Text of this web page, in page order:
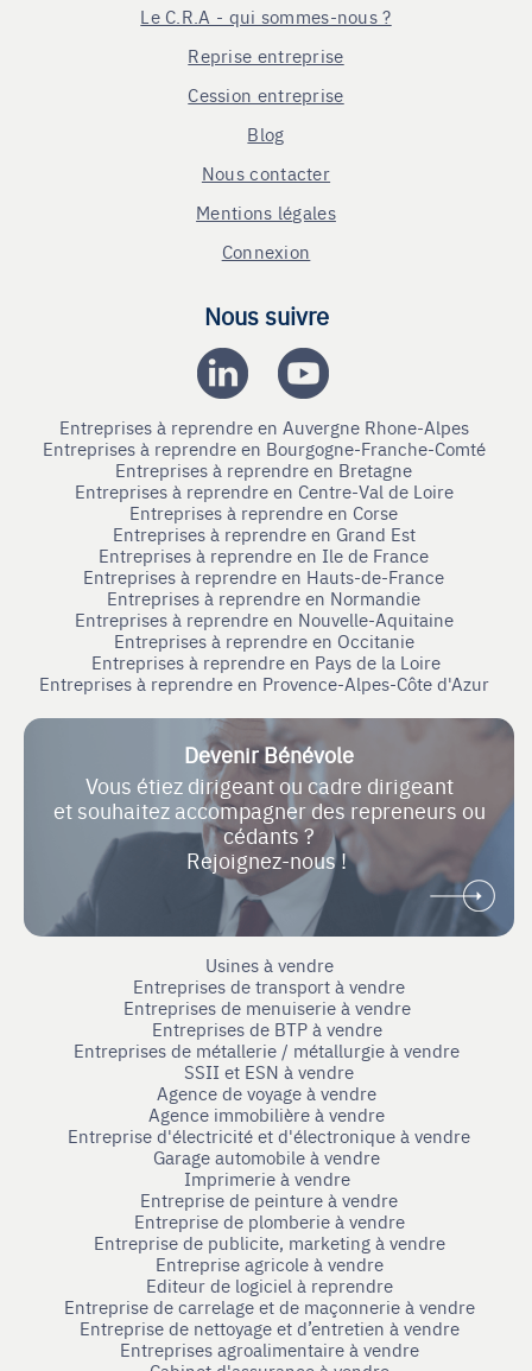
Le C.R.A - qui sommes-nous ?
Reprise entreprise
Cession entreprise
Blog
Nous contacter
Mentions légales
Connexion
Nous suivre
Entreprises à reprendre en Auvergne Rhone-Alpes
Entreprises à reprendre en Bourgogne-Franche-Comté
Entreprises à reprendre en Bretagne
Entreprises à reprendre en Centre-Val de Loire
Entreprises à reprendre en Corse
Entreprises à reprendre en Grand Est
Entreprises à reprendre en Ile de France
Entreprises à reprendre en Hauts-de-France
Entreprises à reprendre en Normandie
Entreprises à reprendre en Nouvelle-Aquitaine
Entreprises à reprendre en Occitanie
Entreprises à reprendre en Pays de la Loire
Entreprises à reprendre en Provence-Alpes-Côte d'Azur
Devenir Bénévole
Vous étiez dirigeant ou cadre dirigeant
et souhaitez accompagner des repreneurs ou
cédants ?
Rejoignez-nous !
Usines à vendre
Entreprises de transport à vendre
Entreprises de menuiserie à vendre
Entreprises de BTP à vendre
Entreprises de métallerie / métallurgie à vendre
SSII et ESN à vendre
Agence de voyage à vendre
Agence immobilière à vendre
Entreprise d'électricité et d'électronique à vendre
Garage automobile à vendre
Imprimerie à vendre
Entreprise de peinture à vendre
Entreprise de plomberie à vendre
Entreprise de publicite, marketing à vendre
Entreprise agricole à vendre
Editeur de logiciel à reprendre
Entreprise de carrelage et de maçonnerie à vendre
Entreprise de nettoyage et d’entretien à vendre
Entreprises agroalimentaire à vendre